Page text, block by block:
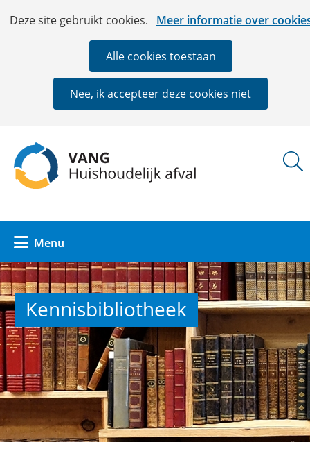
Cookies
Deze site gebruikt cookies. Meer informatie over
Hier
deze
website
worden
of
geweigerd.
Alle cookies toestaan
Nee, ik accepteer deze cookies niet
Ga
de
inhoud
Menu
Kennisbibliotheek